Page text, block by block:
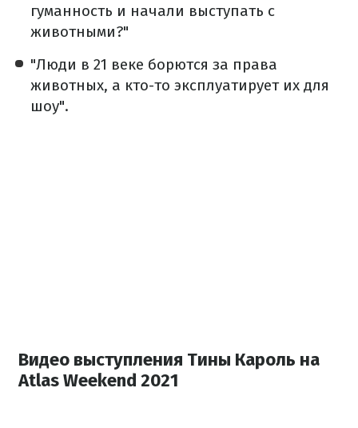
гуманность и начали выступать с
животными?"
"Люди в 21 веке борются за права
животных, а кто-то эксплуатирует их для
шоу".
Видео выступления Тины Кароль на
Atlas Weekend 2021